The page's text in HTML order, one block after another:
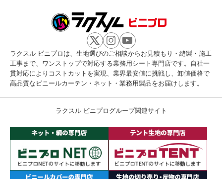
ラクスル ビニプロは、生地選びのご相談からお見積もり・縫製・施工
工事まで、ワンストップで対応する業務用シート専門店です。自社一
貫対応によりコストカットを実現、業界最安値に挑戦し、卸値価格で
高品質なビニールカーテン・ネット・業務用製品をお届けします。
ラクスル ビニプログループ関連サイト